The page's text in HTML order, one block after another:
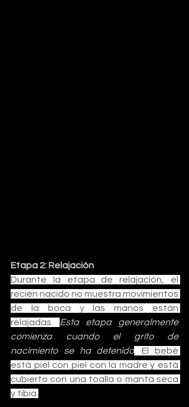
Etapa 2: Relajación
Durante la etapa de relajación, el
recién nacido no muestra movimientos
de la boca y las manos están
relajadas. Esta etapa generalmente
comienza cuando el grito de
nacimiento se ha detenido . El bebé
está piel con piel con la madre y está
cubierto con una toalla o manta seca
y tibia.